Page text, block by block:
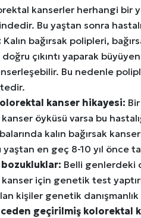
kanserler herhangi bir
Bu yaştan sonra
Kalın bağırsak polipleri,
çıkıntı yaparak
Bu nedenle
kanser hikayesi:
öyküsü varsa bu
kalın bağırsak
en geç 8-10 yıl önce
Belli genlerdeki
için genetik test
kişiler genetik
geçirilmiş kolorektal